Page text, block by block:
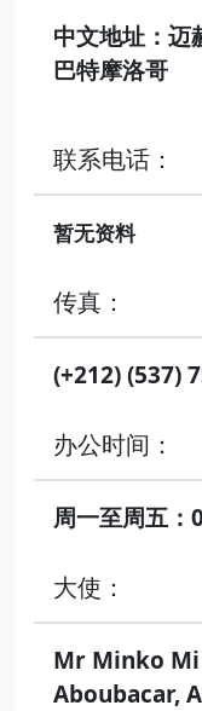
中文地址：迈
巴特摩洛哥
联系电话：
暂无资料
传真：
(+212) (537)
办公时间：
周一至周五：
大使：
Mr Minko
Aboubacar,